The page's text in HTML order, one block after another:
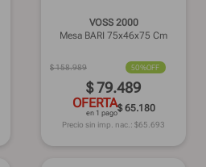
VOSS 2000
Mesa BARI 75x46x75 Cm
$158.989 50%OFF
$79.489
OFERTA
en 1 pago$ 65.180
Precio sin imp. nac.: $65.693